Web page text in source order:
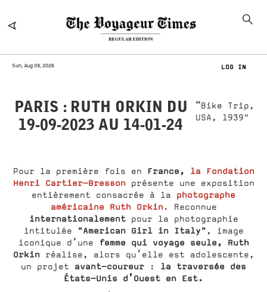
Sun, Aug 09, 2026 LOG IN
PARIS : RUTH ORKIN DU
19-09-2023 AU 14-01-24
“Bike Trip,
USA, 1939"
Pour la première fois en France,
la Fondation
Henri Cartier-Bressonprésente une exposition
entièrement consacrée à la photographe
américaine Ruth Orkin. Reconnue
internationalementpour la photographie
intitulée
"American Girl in Italy" , image
iconique d’une
femme qui voyage seule, Ruth
Orkinréalise, alors qu’elle est adolescente,
un projet avant-coureur :
la traversée des
États-Unis d’Ouest en Est.